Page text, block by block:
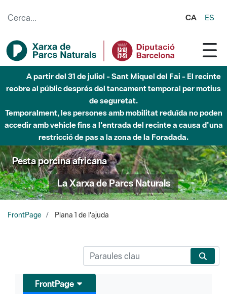
CA ES
A partir del 31 de juliol - Sant Miquel del Fai - El recinte
reobre al públic després del tancament temporal per motius
de seguretat.
Temporalment, les persones amb mobilitat reduïda no poden
accedir amb vehicle fins a l'entrada del recinte a causa d'una
restricció de pas a la zona de la Foradada.
Pesta porcina africana
La Xarxa de Parcs Naturals
FrontPage Plana 1 de l'ajuda
FrontPage